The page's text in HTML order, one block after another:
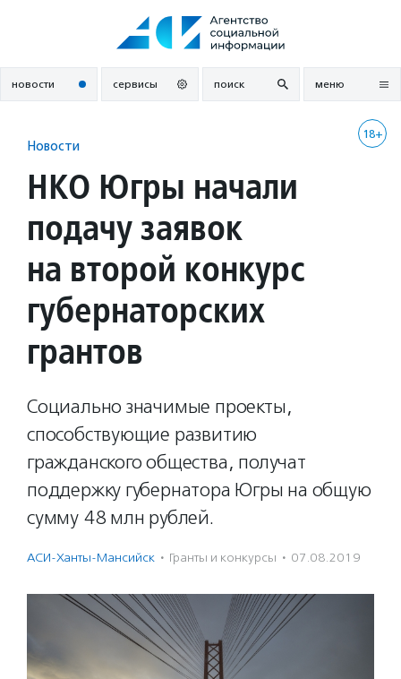
новости сервисы поиск меню
18+
Новости
НКО Югры начали
подачу заявок
на второй конкурс
губернаторских
грантов
Социально значимые проекты,
способствующие развитию
гражданского общества, получат
поддержку губернатора Югры на общую
сумму 48 млн рублей.
АСИ-Ханты-Мансийск · Гранты и конкурсы · 07.08.2019